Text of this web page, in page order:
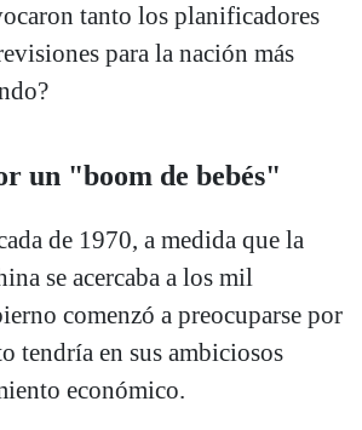
tanto los planificadores
para la nación más
un "boom de bebés"
de 1970, a medida que la
se acercaba a los mil
comenzó a preocuparse por
tendría en sus ambiciosos
económico.